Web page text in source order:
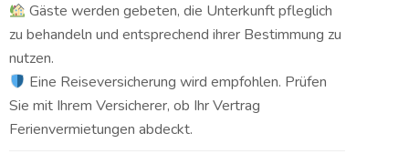
Gäste werden gebeten, die Unterkunft pfleglich
zu behandeln und entsprechend ihrer Bestimmung zu
nutzen.
Eine Reiseversicherung wird empfohlen. Prüfen
Sie mit Ihrem Versicherer, ob Ihr Vertrag
Ferienvermietungen abdeckt.